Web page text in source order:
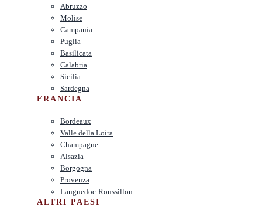
Abruzzo
Molise
Campania
Puglia
Basilicata
Calabria
Sicilia
Sardegna
FRANCIA
Bordeaux
Valle della Loira
Champagne
Alsazia
Borgogna
Provenza
Languedoc-Roussillon
ALTRI PAESI